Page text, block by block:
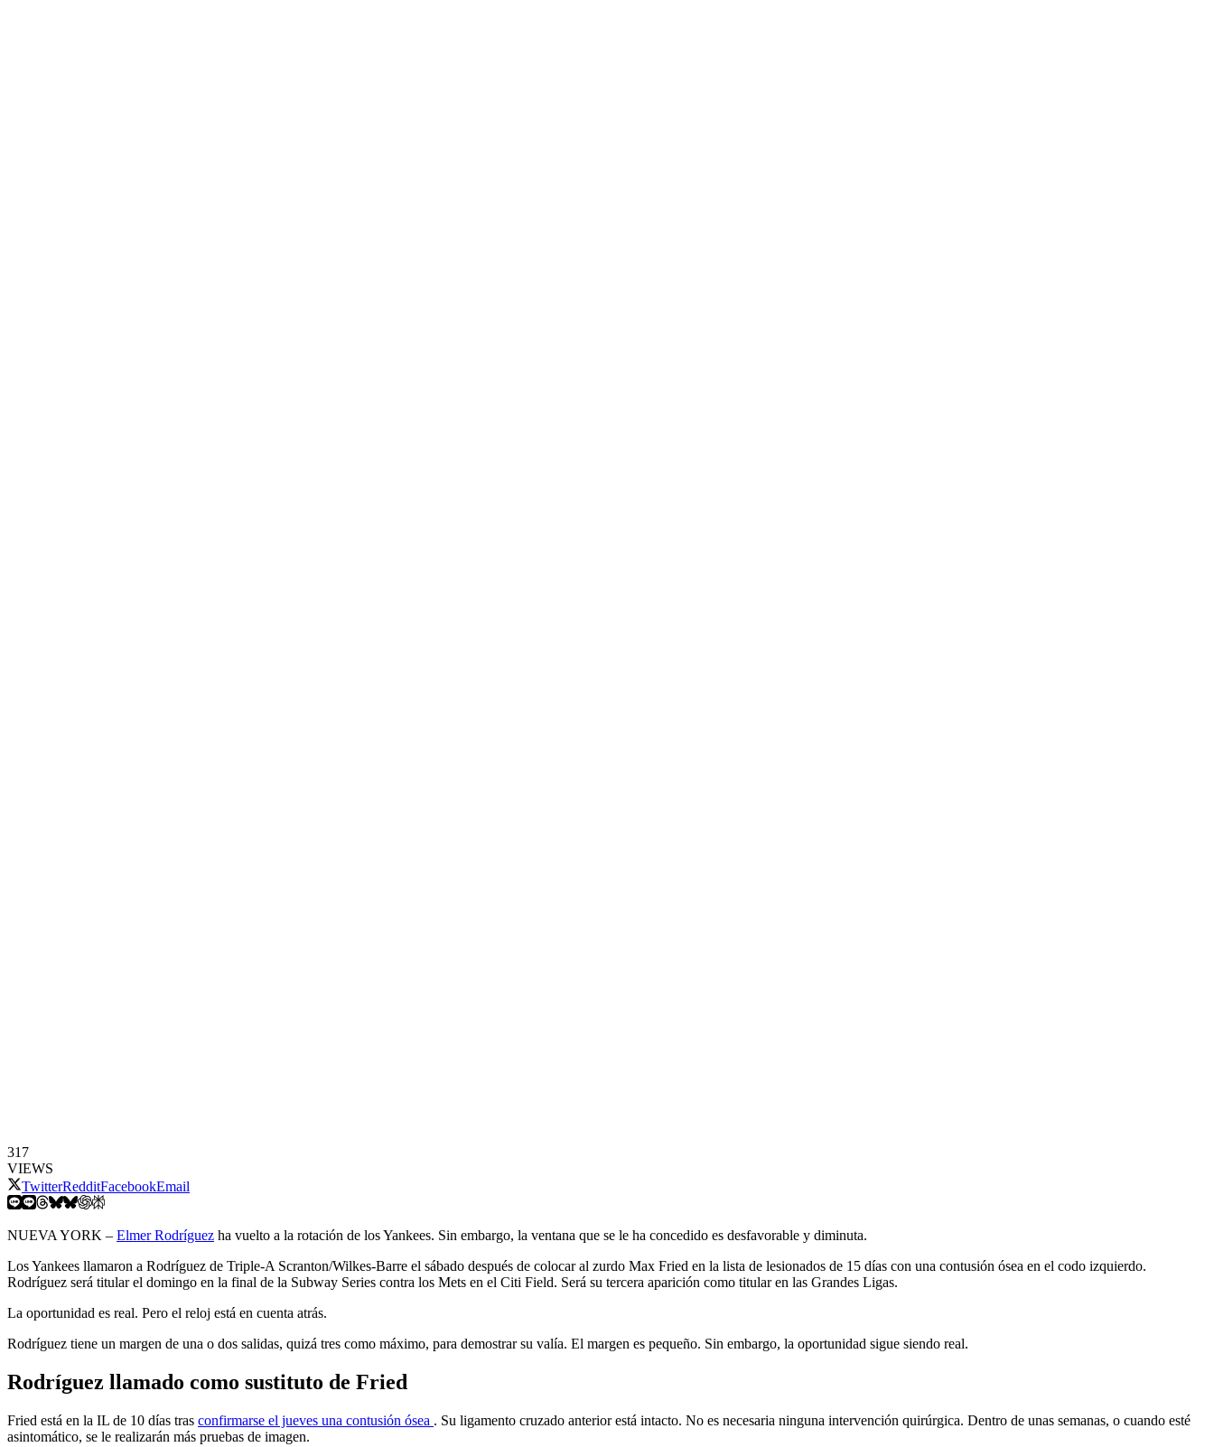
317
VIEWS
TwitterRedditFacebookEmail
NUEVA YORK – Elmer Rodríguez ha vuelto a la rotación de los Yankees. Sin embargo, la ventana que se le ha concedido es desfavorable y diminuta.
Los Yankees llamaron a Rodríguez de Triple-A Scranton/Wilkes-Barre el sábado después de colocar al zurdo Max Fried en la lista de lesionados de 15 días con una contusión ósea en el codo izquierdo.
Rodríguez será titular el domingo en la final de la Subway Series contra los Mets en el Citi Field. Será su tercera aparición como titular en las Grandes Ligas.
La oportunidad es real. Pero el reloj está en cuenta atrás.
Rodríguez tiene un margen de una o dos salidas, quizá tres como máximo, para demostrar su valía. El margen es pequeño. Sin embargo, la oportunidad sigue siendo real.
Rodríguez llamado como sustituto de Fried
Fried está en la IL de 10 días tras confirmarse el jueves una contusión ósea . Su ligamento cruzado anterior está intacto. No es necesaria ninguna intervención quirúrgica. Dentro de unas semanas, o cuando esté
asintomático, se le realizarán más pruebas de imagen.